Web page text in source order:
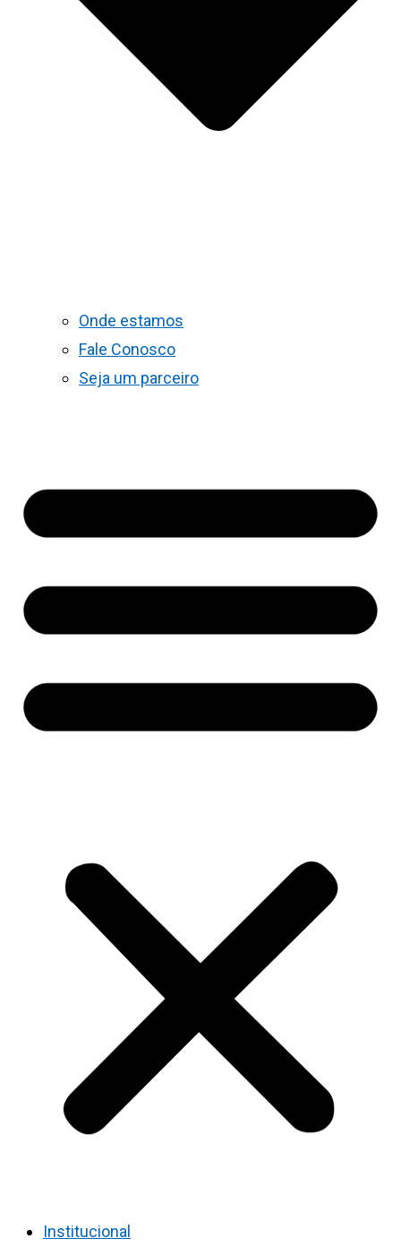
Onde estamos
Fale Conosco
Seja um parceiro
Institucional